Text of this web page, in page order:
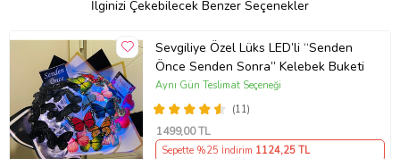
İlginizi Çekebilecek Benzer Seçenekler
Sevgiliye Özel Lüks LED’li “Senden
Önce Senden Sonra” Kelebek Buketi
(11)
Aynı Gün Teslimat Seçeneği
1499,00 TL
Sepette %25 İndirim 1124,25 TL